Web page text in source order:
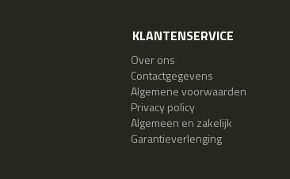
KLANTENSERVICE
Over ons
Contactgegevens
Algemene voorwaarden
Privacy policy
Algemeen en zakelijk
Garantieverlenging